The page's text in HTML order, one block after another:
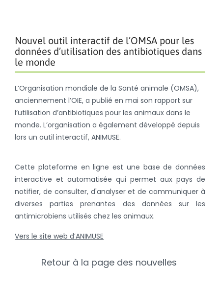
Nouvel outil interactif de l’OMSA pour les
données d’utilisation des antibiotiques dans
le monde
L’Organisation mondiale de la Santé animale (OMSA),
anciennement l’OIE, a publié en mai son rapport sur
l’utilisation d’antibiotiques pour les animaux dans le
monde. L’organisation a également développé depuis
lors un outil interactif, ANIMUSE.
Cette plateforme en ligne est une base de données
interactive et automatisée qui permet aux pays de
notifier, de consulter, d'analyser et de communiquer à
diverses parties prenantes des données sur les
antimicrobiens utilisés chez les animaux.
Vers le site web d’ANIMUSE
Retour à la page des nouvelles